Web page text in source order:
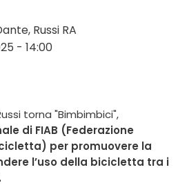
Russi RA
- 14:00
torna "Bimbimbici",
di FIAB (Federazione
per promuovere la
l’uso della bicicletta tra i